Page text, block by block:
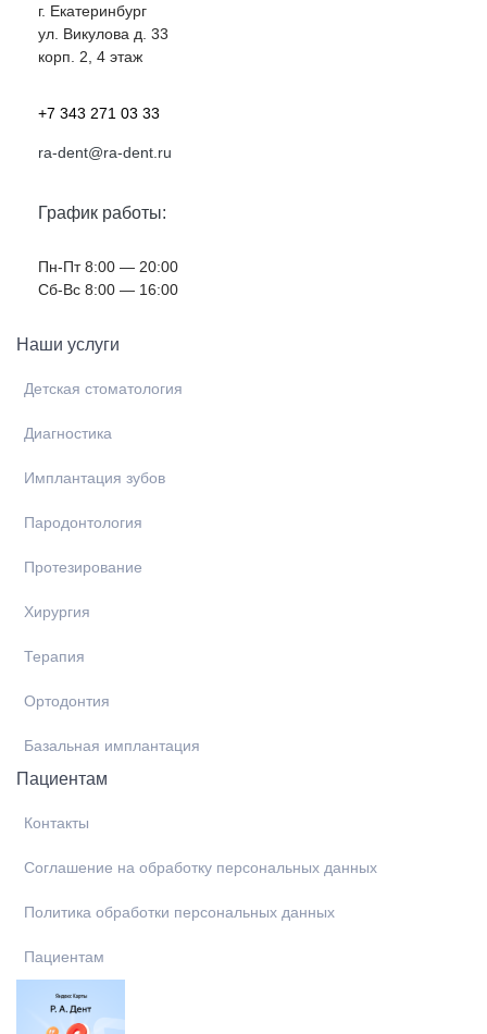
г. Екатеринбург
ул. Викулова д. 33
корп. 2, 4 этаж
+7 343 271 03 33
ra-dent@ra-dent.ru
График работы:
Пн-Пт 8:00 — 20:00
Cб-Вс 8:00 — 16:00
Наши услуги
Детская стоматология
Диагностика
Имплантация зубов
Пародонтология
Протезирование
Хирургия
Терапия
Ортодонтия
Базальная имплантация
Пациентам
Контакты
Соглашение на обработку персональных данных
Политика обработки персональных данных
Пациентам